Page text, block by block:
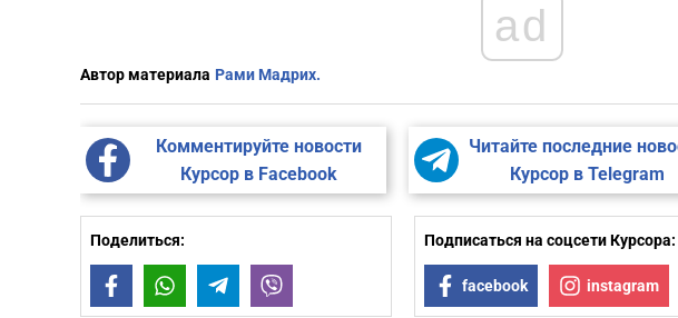
ad
Автор материала Рами Мадрих.
Комментируйте новости
Курсор в Facebook
Читайте последние
Курсор в Telegram
Поделиться:
FacebookWhatsAppTelegram
Подписаться на соцсети Курсора:
facebook instagram